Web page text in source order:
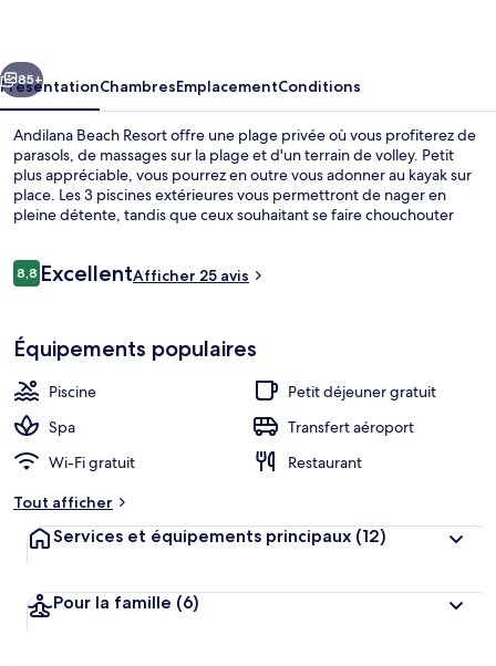
Suivant
85+
PrésentationChambresEmplacementConditions
Andilana Beach Resort offre une plage privée où vous profiterez de
parasols, de massages sur la plage et d'un terrain de volley. Petit
plus appréciable, vous pourrez en outre vous adonner au kayak sur
place. Les 3 piscines extérieures vous permettront de nager en
pleine détente, tandis que ceux souhaitant se faire chouchouter
des 3 restaurants, sert des spécialités Cuisine internationale et est
un bar à la plage.
Avis
voyageurs
8,88,8 sur 10
ExcellentAfficher 25 avis
Équipements populaires
Piscine
Petit déjeuner gratuit
Spa
Transfert aéroport
Wi-Fi gratuit
Restaurant
Tout afficher
Services et équipements principaux (12)
Pour la famille (6)